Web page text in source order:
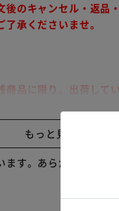
のキャンセル・返品
承くださいませ。
商品に限り、出荷して
送・時間指定が出来
て・つぶ・あさり・
告なく変更する場合が
もっと見る
す。あらかじめご了
※ご